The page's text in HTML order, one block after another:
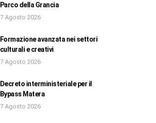
Parco della Grancia
7 Agosto 2026
Formazione avanzata nei settori
culturali e creativi
7 Agosto 2026
Decreto interministeriale per il
Bypass Matera
7 Agosto 2026